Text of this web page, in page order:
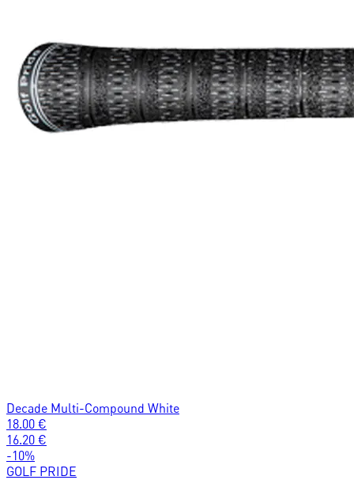
Decade Multi-Compound White
18.00 €
16.20 €
-10%
GOLF PRIDE